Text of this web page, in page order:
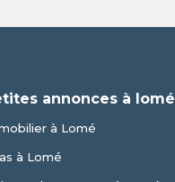
annonces à lomé
à Lomé
à Lomé